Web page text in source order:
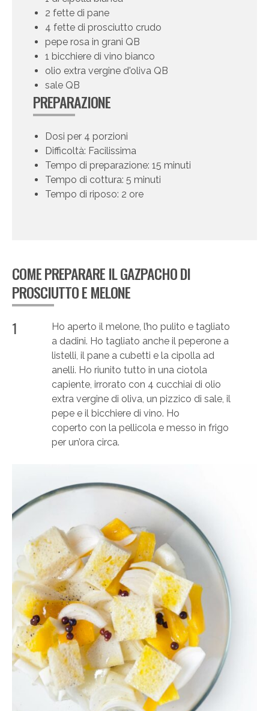
2 fette di pane
4 fette di prosciutto crudo
pepe rosa in grani QB
1 bicchiere di vino bianco
olio extra vergine d'oliva QB
sale QB
PREPARAZIONE
Dosi per 4 porzioni
Difficoltà: Facilissima
Tempo di preparazione: 15 minuti
Tempo di cottura: 5 minuti
Tempo di riposo: 2 ore
COME PREPARARE IL GAZPACHO DI
PROSCIUTTO E MELONE
1
Ho aperto il melone, l’ho pulito e tagliato
a dadini. Ho tagliato anche il peperone a
listelli, il pane a cubetti e la cipolla ad
anelli. Ho riunito tutto in una ciotola
capiente, irrorato con 4 cucchiai di olio
extra vergine di oliva, un pizzico di sale, il
pepe e il bicchiere di vino. Ho
coperto con la pellicola e messo in frigo
per un’ora circa.